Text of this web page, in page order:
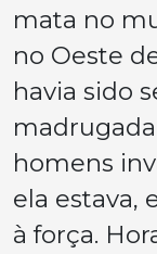
mata no
no Oeste
havia sido
homens
ela estava,
à força.